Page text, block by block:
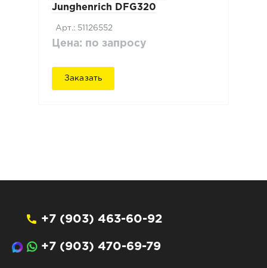
Junghenrich DFG320
Арт.: 51126552
Цена: по запросу
Заказать
+7 (903) 463-60-92
+7 (903) 470-69-79